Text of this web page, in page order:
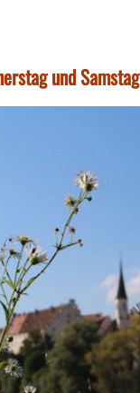
und